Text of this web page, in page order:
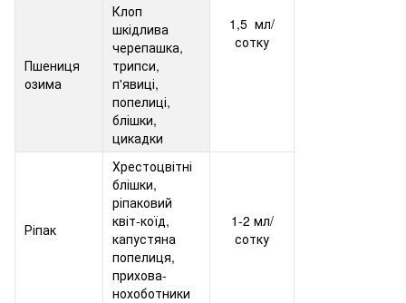
1,5 мл/
сотку
Пшениця
озима
Клоп
шкідлива
черепашка,
трипси,
п'явиці,
попелиці,
блішки,
цикадки
Ріпак
Хрестоцвітні
блішки,
ріпаковий
квіт-коїд,
капустяна
попелиця,
прихова-
нохоботники
1-2 мл/
сотку